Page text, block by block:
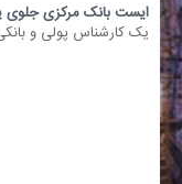
ایست بانک مرکزی
یک کارشناس پولی و